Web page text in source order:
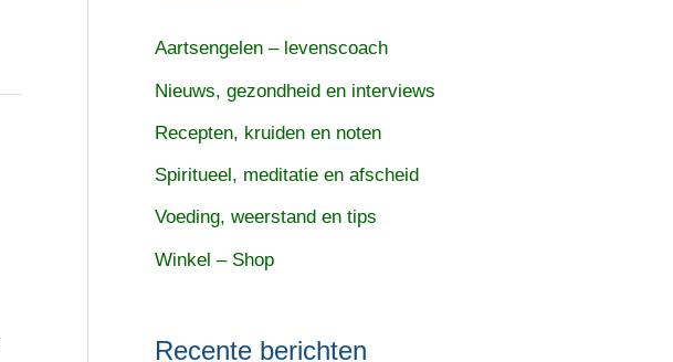
Aartsengelen – levenscoach
Nieuws, gezondheid en interviews
Recepten, kruiden en noten
Spiritueel, meditatie en afscheid
Voeding, weerstand en tips
Winkel – Shop
Recente berichten